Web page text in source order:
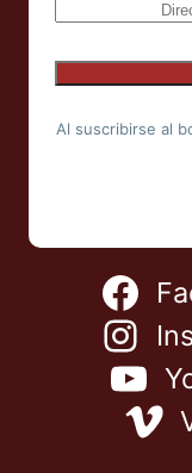
Al suscribirse al